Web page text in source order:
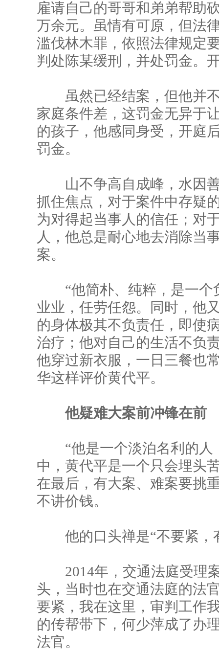
雇请自己的哥哥和弟弟帮助
万余元。虽情有可原，但法
滥伐林木罪，依照法律规定
判处陈某缓刑，并处罚金。
虽然已经结案，但他并不
家庭条件差，这罚金无异于
的孩子，他感同身受，开庭
罚金。
山不争高自成峰，水因善
抓住焦点，对于案件中存疑
为对得起当事人的信任；对
人，他总是耐心地去消除当
案。
“他简朴、纯粹，是一个
业业，任劳任怨。同时，他
的身体极其不负责任，即使
治疗；他对自己的生活不负
他穿过新衣服，一日三餐也
华这样评价黄代平。
他疑难大案前冲锋在前
“他是一个淡泊名利的人
中，黄代平是一个只会埋头
在最后，有大案、难案要挑
不讲价钱。
他的口头禅是“不要紧，
2014年，交通法庭受理案
头，当时也在交通法庭的法
要紧，我在这里，审判工作
的传帮带下，何少萍成了办
法官。